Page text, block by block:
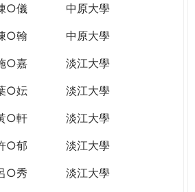
○儀
中原大學
○翰
中原大學
○嘉
淡江大學
○妘
淡江大學
○軒
淡江大學
○郁
淡江大學
○秀
淡江大學